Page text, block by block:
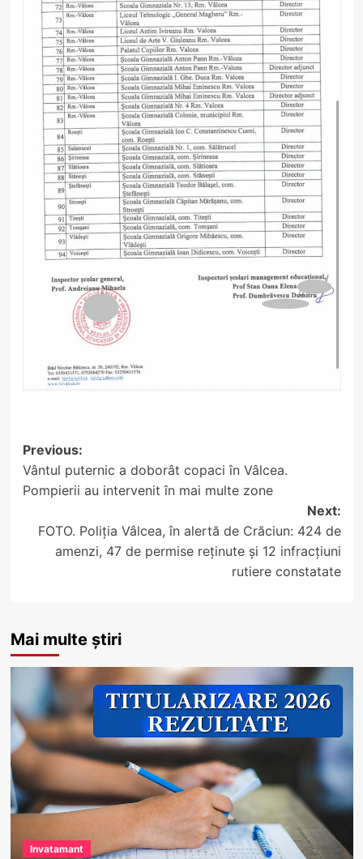
Post
navigation
Previous:
Vântul puternic a doborât copaci în Vâlcea.
Pompierii au intervenit în mai multe zone
Next:
FOTO. Poliția Vâlcea, în alertă de Crăciun: 424 de
amenzi, 47 de permise reținute și 12 infracțiuni
rutiere constatate
Mai multe știri
Invatamant